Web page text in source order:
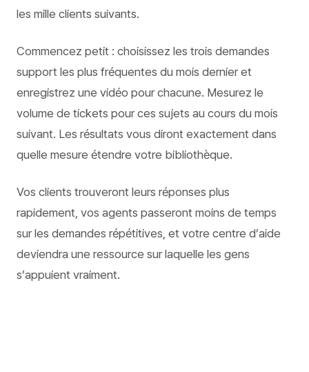
les mille clients suivants.
Commencez petit : choisissez les trois demandes
support les plus fréquentes du mois dernier et
enregistrez une vidéo pour chacune. Mesurez le
volume de tickets pour ces sujets au cours du mois
suivant. Les résultats vous diront exactement dans
quelle mesure étendre votre bibliothèque.
Vos clients trouveront leurs réponses plus
rapidement, vos agents passeront moins de temps
sur les demandes répétitives, et votre centre d’aide
deviendra une ressource sur laquelle les gens
s’appuient vraiment.